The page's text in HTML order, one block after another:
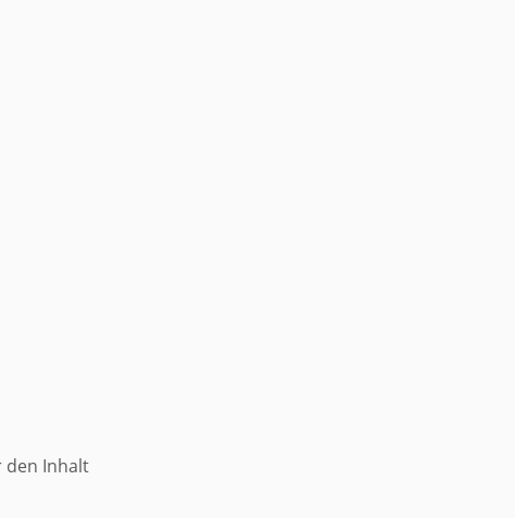
den Inhalt